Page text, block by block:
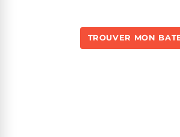
TROUVER MON